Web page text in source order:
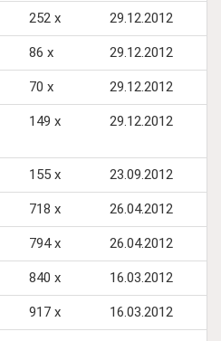
252 x 29.12.2012
86 x 29.12.2012
70 x 29.12.2012
149 x 29.12.2012
155 x 23.09.2012
718 x 26.04.2012
794 x 26.04.2012
840 x 16.03.2012
917 x 16.03.2012